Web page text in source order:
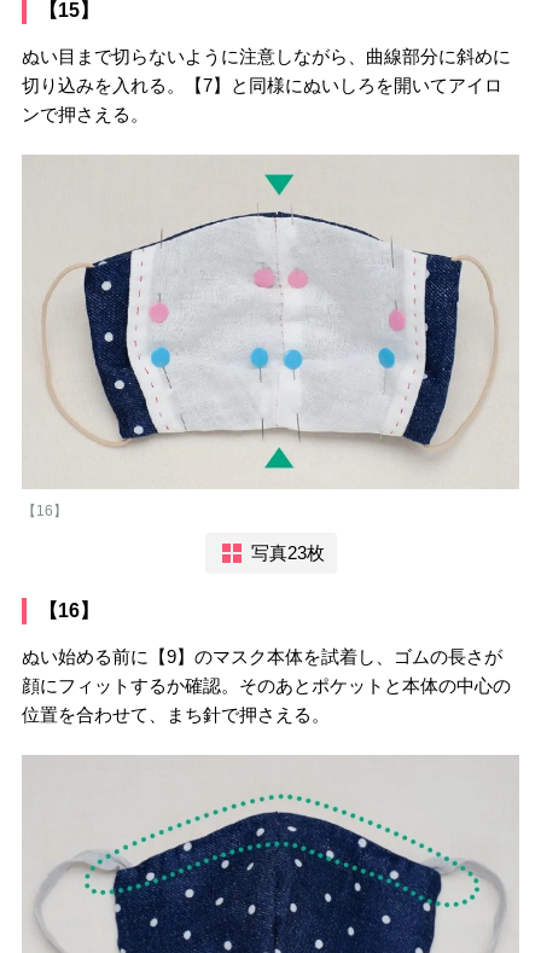
【15】
ぬい目まで切らないように注意しながら、曲線部分に斜めに
切り込みを入れる。【7】と同様にぬいしろを開いてアイロ
ンで押さえる。
【16】
写真23枚
【16】
ぬい始める前に【9】のマスク本体を試着し、ゴムの長さが
顔にフィットするか確認。そのあとポケットと本体の中心の
位置を合わせて、まち針で押さえる。